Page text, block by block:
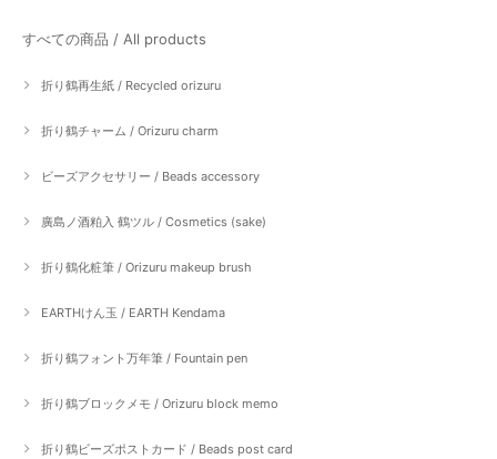
すべての商品 / All products
折り鶴再生紙 / Recycled orizuru
折り鶴チャーム / Orizuru charm
ビーズアクセサリー / Beads accessory
廣島ノ酒粕入 鶴ツル / Cosmetics (sake)
折り鶴化粧筆 / Orizuru makeup brush
EARTHけん玉 / EARTH Kendama
折り鶴フォント万年筆 / Fountain pen
折り鶴ブロックメモ / Orizuru block memo
折り鶴ビーズポストカード / Beads post card